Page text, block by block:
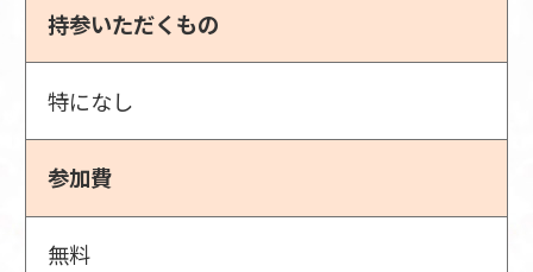
持参いただくもの
特になし
参加費
無料